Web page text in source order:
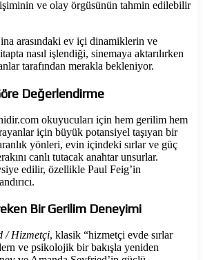
ve olay örgüsünün tahmin edilebilir
arasındaki ev içi dinamiklerin ve
nasıl işlendiği, sinemaya aktarılırken
tarafından merakla bekleniyor.
Değerlendirme
okuyucuları için hem gerilim hem
için büyük potansiyel taşıyan bir
yönleri, evin içindeki sırlar ve güç
canlı tutacak anahtar unsurlar.
edilir, özellikle Paul Feig’in
Bir Gerilim Deneyimi
/ Hizmetçi, klasik “hizmetçi evde sırlar
ve psikolojik bir bakışla yeniden